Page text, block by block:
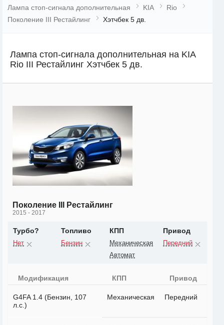
Лампа стоп-сигнала дополнительная
KIA
Rio
Поколение III Рестайлинг
Хэтчбек 5 дв.
Лампа стоп-сигнала дополнительная на KIA
Rio III Рестайлинг Хэтчбек 5 дв.
Поколение III Рестайлинг
2015 - 2017
Турбо?
Нет
Топливо
Бензин
КПП
Механическая
Автомат
Привод
Передний
Модификация КПП Привод
G4FA 1.4 (Бензин, 107
л.с.)
Механическая Передний